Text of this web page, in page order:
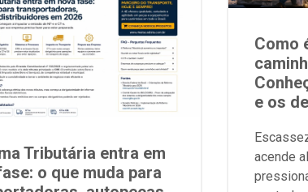
Tributária entra em
o que muda para
Como
e os
acende